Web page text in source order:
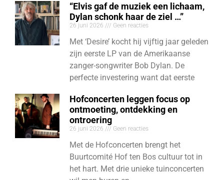
“Elvis gaf de muziek een lichaam,
Dylan schonk haar de ziel …”
26 juni 2026 Geen reacties
Met ‘Desire’ kocht hij vijftig jaar geleden
zijn eerste LP van de Amerikaanse
zanger-songwriter Bob Dylan. De
perfecte investering want dat eerste
Hofconcerten leggen focus op
ontmoeting, ontdekking en
ontroering
26 juni 2026 Geen reacties
Met de Hofconcerten brengt het
Buurtcomité Hof ten Bos cultuur tot in
het hart. Met drie unieke tuinconcerten